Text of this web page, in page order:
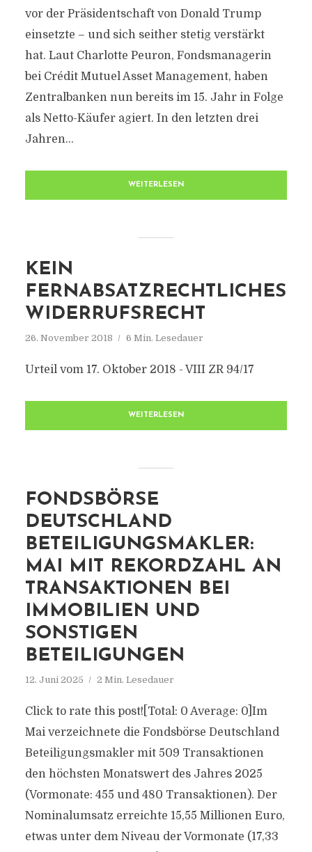
vor der Präsidentschaft von Donald Trump
einsetzte – und sich seither stetig verstärkt
hat. Laut Charlotte Peuron, Fondsmanagerin
bei Crédit Mutuel Asset Management, haben
Zentralbanken nun bereits im 15. Jahr in Folge
als Netto-Käufer agiert. In den letzten drei
Jahren...
WEITERLESEN
KEIN
FERNABSATZRECHTLICHES
WIDERRUFSRECHT
26. November 2018 6 Min. Lesedauer
Urteil vom 17. Oktober 2018 - VIII ZR 94/17
WEITERLESEN
FONDSBÖRSE
DEUTSCHLAND
BETEILIGUNGSMAKLER:
MAI MIT REKORDZAHL AN
TRANSAKTIONEN BEI
IMMOBILIEN UND
SONSTIGEN
BETEILIGUNGEN
12. Juni 2025 2 Min. Lesedauer
Click to rate this post![Total: 0 Average: 0]Im
Mai verzeichnete die Fondsbörse Deutschland
Beteiligungsmakler mit 509 Transaktionen
den höchsten Monatswert des Jahres 2025
(Vormonate: 455 und 480 Transaktionen). Der
Nominalumsatz erreichte 15,55 Millionen Euro,
etwas unter dem Niveau der Vormonate (17,33